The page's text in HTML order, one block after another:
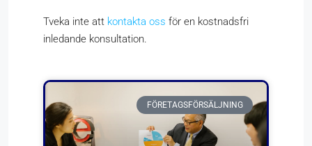
Tveka inte att kontakta oss för en kostnadsfri
inledande konsultation.
FÖRETAGSFÖRSÄLJNING